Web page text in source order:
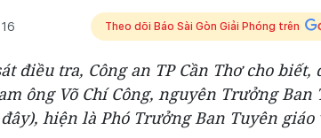
Theo dõi Báo Sài Gòn Giải Phóng trên
điều tra, Công an TP Cần Thơ cho biết,
ông Võ Chí Công, nguyên Trưởng Ban
hiện là Phó Trưởng Ban Tuyên giáo